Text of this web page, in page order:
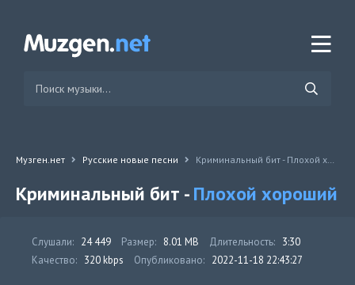
Музген.нет Русские новые песни Криминальный бит - Плохой хороший
Криминальный бит -Плохой хороший
Слушали: 24 449 Размер: 8.01 MB Длительность: 3:30
Качество: 320 kbps Опубликовано: 2022-11-18 22:43:27